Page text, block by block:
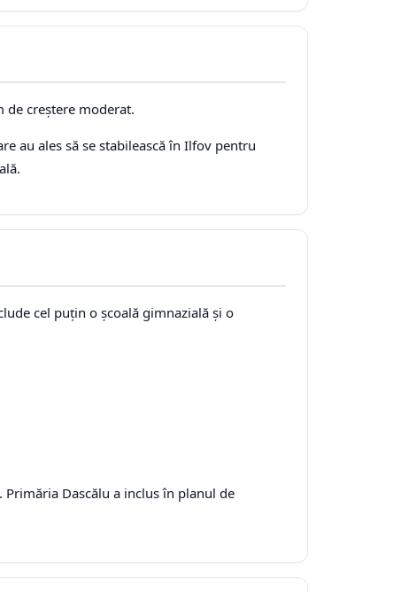
de creștere moderat.
au ales să se stabilească în Ilfov pentru
cel puțin o școală gimnazială și o
Dascălu a inclus în planul de